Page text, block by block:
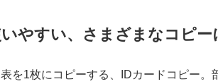
やすい、さまざまなコピー
を1枚にコピーする、IDカードコピー